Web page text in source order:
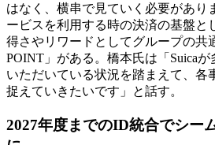
はなく、横串で見ていく必要があり
ービスを利用する時の決済の基盤と
得さやリワードとしてグループの共
POINT」がある。橋本氏は「Suica
いただいている状況を踏まえて、各
捉えていきたいです」と話す。
2027年度までのID統合でシー